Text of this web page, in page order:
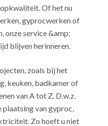
Of het nu
gyprocwerken of
onze service &amp;
blijven herinneren.
zoals bij het
keuken, badkamer of
van A tot Z. D.w.z.
van gyproc,
Zo hoeft u niet